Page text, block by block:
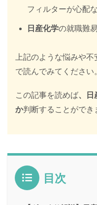
フィルターが心配
日産化学の就職難
上記のような悩みや
で読んでみてください
この記事を読めば、日
か判断することができ
目次